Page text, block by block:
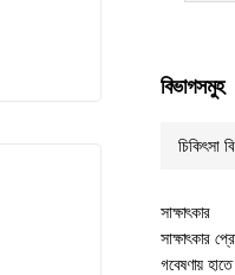
বিভাগসমুহ
সাক্ষাৎকার
সাক্ষাৎকার
গবেষণায়